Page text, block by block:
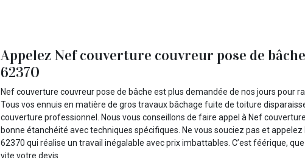
Appelez Nef couverture couvreur pose de
62370
Nef couverture couvreur pose de bâche est plus demandée de nos jours pour
Tous vos ennuis en matière de gros travaux bâchage fuite de toiture
couverture professionnel. Nous vous conseillons de faire appel à Nef
bonne étanchéité avec techniques spécifiques. Ne vous souciez pas et
62370 qui réalise un travail inégalable avec prix imbattables. C’est féérique,
vite votre devis.